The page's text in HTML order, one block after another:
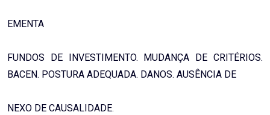
EMENTA
FUNDOS DE INVESTIMENTO. MUDANÇA DE CRITÉRIOS.
BACEN. POSTURA ADEQUADA. DANOS. AUSÊNCIA DE
NEXO DE CAUSALIDADE.